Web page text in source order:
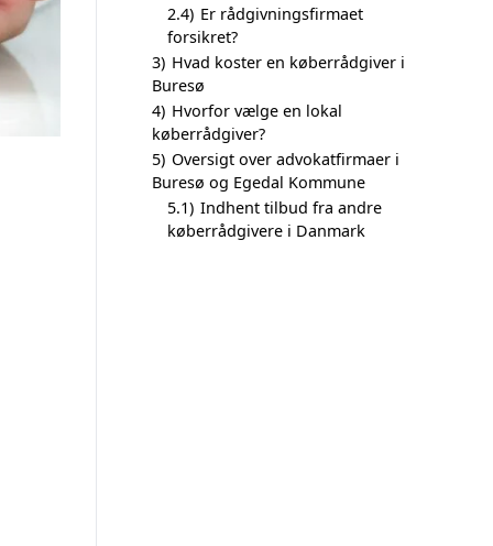
2.4) Er rådgivningsfirmaet
forsikret?
3) Hvad koster en køberrådgiver i
Buresø
4) Hvorfor vælge en lokal
køberrådgiver?
5) Oversigt over advokatfirmaer i
Buresø og Egedal Kommune
5.1) Indhent tilbud fra andre
køberrådgivere i Danmark